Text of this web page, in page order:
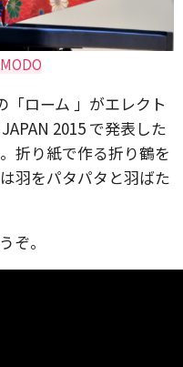
ローム 」がエレクト
2015 で発表した
折り紙で作る折り鶴を
羽をパタパタと羽ばた
ぞ。